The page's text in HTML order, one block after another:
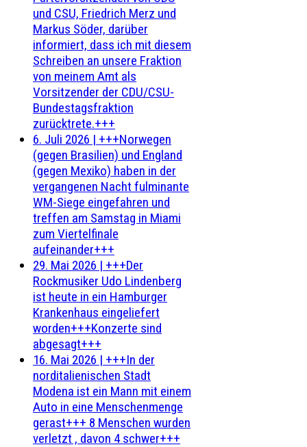
und CSU, Friedrich Merz und
Markus Söder, darüber
informiert, dass ich mit diesem
Schreiben an unsere Fraktion
von meinem Amt als
Vorsitzender der CDU/CSU-
Bundestagsfraktion
zurücktrete.+++
6. Juli 2026 | +++Norwegen
(gegen Brasilien) und England
(gegen Mexiko) haben in der
vergangenen Nacht fulminante
WM-Siege eingefahren und
treffen am Samstag in Miami
zum Viertelfinale
aufeinander+++
29. Mai 2026 | +++Der
Rockmusiker Udo Lindenberg
ist heute in ein Hamburger
Krankenhaus eingeliefert
worden+++Konzerte sind
abgesagt+++
16. Mai 2026 | +++In der
norditalienischen Stadt
Modena ist ein Mann mit einem
Auto in eine Menschenmenge
gerast+++ 8 Menschen wurden
verletzt , davon 4 schwer+++